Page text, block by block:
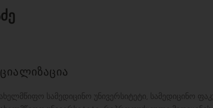
სამედიცინო უნივერსიტეტი, სამედიცინო